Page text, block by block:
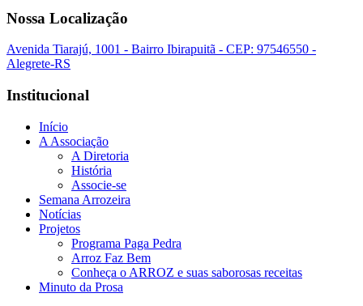
Nossa Localização
Avenida Tiarajú, 1001 - Bairro Ibirapuitã - CEP: 97546550 -
Alegrete-RS
Institucional
Início
A Associação
A Diretoria
História
Associe-se
Semana Arrozeira
Notícias
Projetos
Programa Paga Pedra
Arroz Faz Bem
Conheça o ARROZ e suas saborosas receitas
Minuto da Prosa